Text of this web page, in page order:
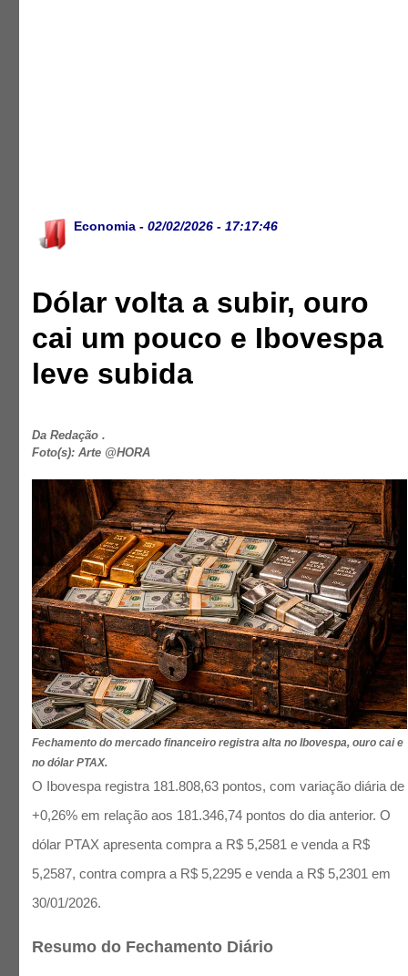
Economia - 02/02/2026 - 17:17:46
Dólar volta a subir, ouro
cai um pouco e Ibovespa
leve subida
Da Redação .
Foto(s): Arte @HORA
Fechamento do mercado financeiro registra alta no Ibovespa, ouro cai e
no dólar PTAX.
O Ibovespa registra 181.808,63 pontos, com variação diária de
+0,26% em relação aos 181.346,74 pontos do dia anterior. O
dólar PTAX apresenta compra a R$ 5,2581 e venda a R$
5,2587, contra compra a R$ 5,2295 e venda a R$ 5,2301 em
30/01/2026.
Resumo do Fechamento Diário